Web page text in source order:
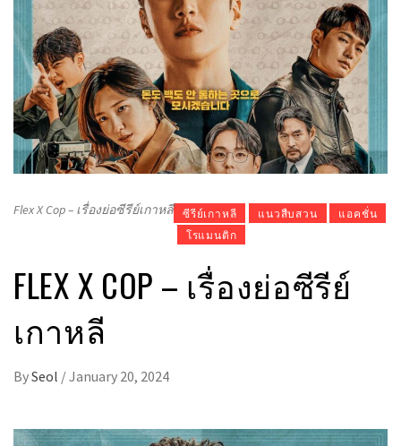
Flex X Cop – เรื่องย่อซีรีย์เกาหลี ซีรีย์เกาหลี แนวสืบสวน
แอคชั่น
โรแมนติก
FLEX X COP – เรื่องย่อซีรีย์
เกาหลี
BySeol /January 20, 2024